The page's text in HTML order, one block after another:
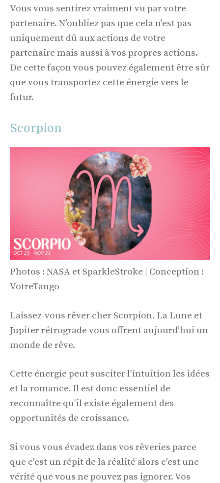
Vous vous sentirez vraiment vu par votre
partenaire. N'oubliez pas que cela n'est pas
uniquement dû aux actions de votre
partenaire mais aussi à vos propres actions.
De cette façon vous pouvez également être sûr
que vous transportez cette énergie vers le
futur.
Scorpion
Photos : NASA et SparkleStroke | Conception :
VotreTango
Laissez-vous rêver cher Scorpion. La Lune et
Jupiter rétrograde vous offrent aujourd’hui un
monde de rêve.
Cette énergie peut susciter l’intuition les idées
et la romance. Il est donc essentiel de
reconnaître qu’il existe également des
opportunités de croissance.
Si vous vous évadez dans vos rêveries parce
que c'est un répit de la réalité alors c'est une
vérité que vous ne pouvez pas ignorer. Vos